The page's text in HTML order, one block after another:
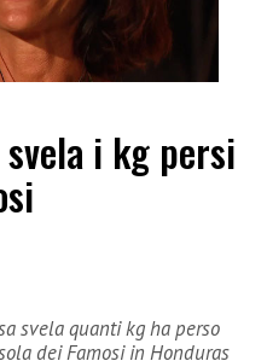
svela i kg persi
svela quanti kg ha perso
dei Famosi in Honduras